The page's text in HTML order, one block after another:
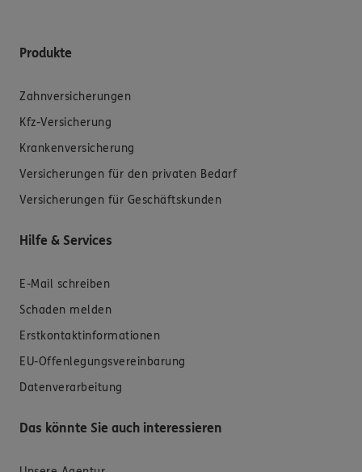
Produkte
Zahnversicherungen
Kfz-Versicherung
Krankenversicherung
Versicherungen für den privaten Bedarf
Versicherungen für Geschäftskunden
Hilfe & Services
E-Mail schreiben
Schaden melden
Erstkontaktinformationen
EU-Offenlegungsvereinbarung
Datenverarbeitung
Das könnte Sie auch interessieren